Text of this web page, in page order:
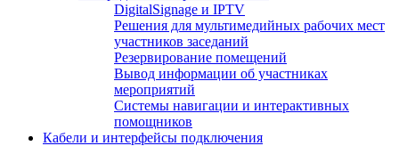
DigitalSignage и IPTV
Решения для мультимедийных рабочих мест
участников заседаний
Резервирование помещений
Вывод информации об участниках
мероприятий
Системы навигации и интерактивных
помощников
Кабели и интерфейсы подключения